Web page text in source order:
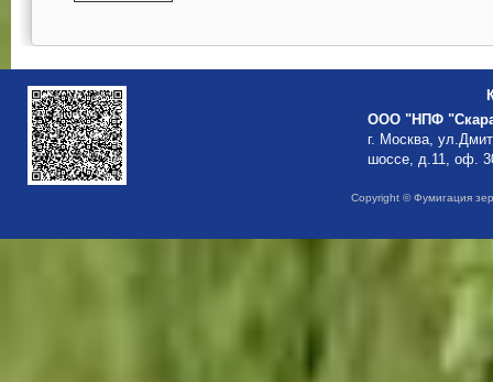
ООО "НПФ
г. Москва,
шоссе, д.11, оф.
Copyright © Фумигация